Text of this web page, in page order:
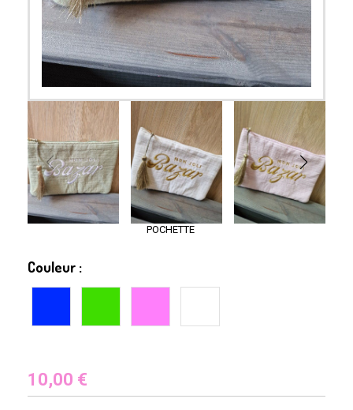
POCHETTE
Couleur :
10,00 €